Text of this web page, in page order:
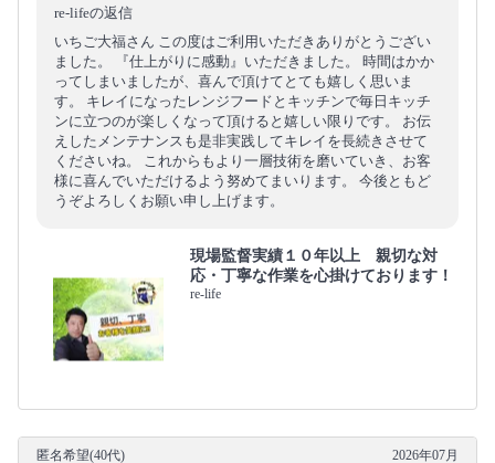
re-lifeの返信
いちご大福さん この度はご利用いただきありがとうござい
ました。 『仕上がりに感動』いただきました。 時間はかか
ってしまいましたが、喜んで頂けてとても嬉しく思いま
す。 キレイになったレンジフードとキッチンで毎日キッチ
ンに立つのが楽しくなって頂けると嬉しい限りです。 お伝
えしたメンテナンスも是非実践してキレイを長続きさせて
くださいね。 これからもより一層技術を磨いていき、お客
様に喜んでいただけるよう努めてまいります。 今後ともど
うぞよろしくお願い申し上げます。
現場監督実績１０年以上 親切な対
応・丁寧な作業を心掛けております！
re-life
匿名希望(40代) 2026年07月